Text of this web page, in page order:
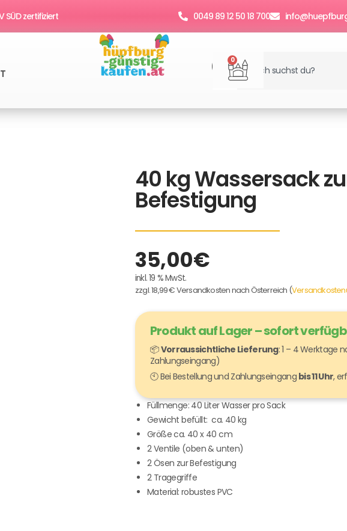
SÜD zertifiziert 0049 89 12 50 18 700
0
Warenkorb
Suche
40 kg Wassersack
Befestigung
35,00€
inkl. 19 % MwSt.
zzgl. 18,99 € Versandkosten nach Österreich (
Produkt auf Lager – sofort
📦Vorraussichtliche Lieferung: 1 – 4 Werktage
Zahlungseingang)
🕙 Bei Bestellung und Zahlungseingang bis 11 Uhr,
Füllmenge: 40 Liter Wasser pro Sack
Gewicht befüllt: ca. 40 kg
Größe ca. 40 x 40 cm
2 Ventile (oben & unten)
2 Ösen zur Befestigung
2 Tragegriffe
Material: robustes PVC